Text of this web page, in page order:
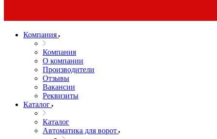
Компания
Компания
О компании
Производители
Отзывы
Вакансии
Реквизиты
Каталог
Каталог
Автоматика для ворот